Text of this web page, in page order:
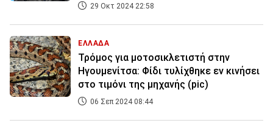
29 Οκτ 2024 22:58
ΕΛΛΑΔΑ
Τρόμος για μοτοσικλετιστή στην
Ηγουμενίτσα: Φίδι τυλίχθηκε εν κινήσει
στο τιμόνι της μηχανής (pic)
06 Σεπ 2024 08:44